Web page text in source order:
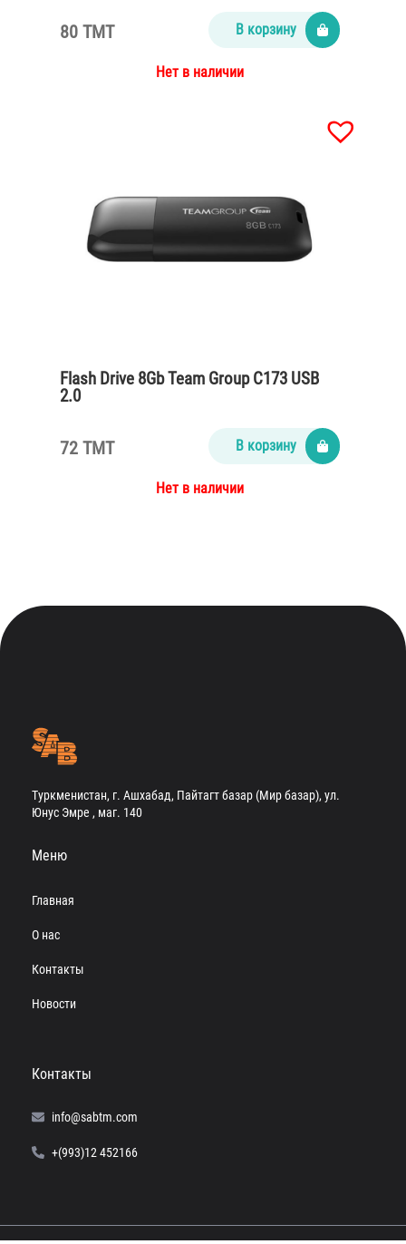
80 TMT В корзину
Нет в наличии
Flash Drive 8Gb Team Group C173 USB
2.0
72 TMT В корзину
Нет в наличии
Туркменистан, г. Ашхабад, Пайтагт базар (Мир базар), ул.
Юнус Эмре , маг. 140
Меню
Главная
О нас
Контакты
Новости
Контакты
info@sabtm.com
+(993)12 452166